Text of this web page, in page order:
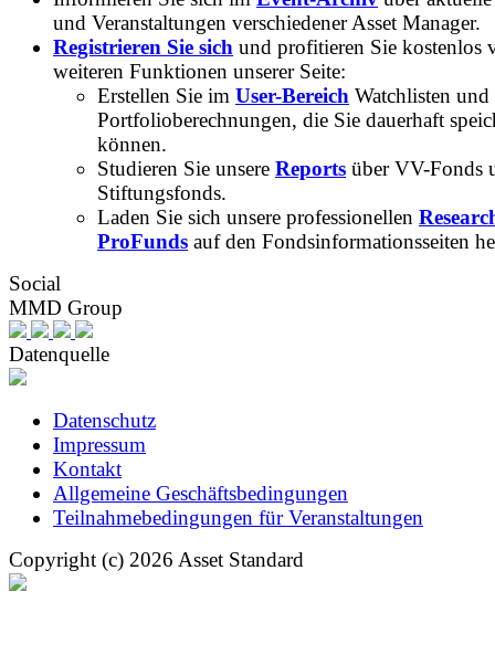
und Veranstaltungen verschiedener Asset Manager.
Registrieren Sie sich und profitieren Sie kostenlos
weiteren Funktionen unserer Seite:
Erstellen Sie im User-Bereich Watchlisten und
Portfolioberechnungen, die Sie dauerhaft
können.
Studieren Sie unsere Reports über VV-Fonds
Stiftungsfonds.
Laden Sie sich unsere professionellen
ProFunds auf den Fondsinformationsseiten
Social
MMD Group
Datenquelle
Datenschutz
Impressum
Kontakt
Allgemeine Geschäftsbedingungen
Teilnahmebedingungen für Veranstaltungen
Copyright (c) 2026 Asset Standard